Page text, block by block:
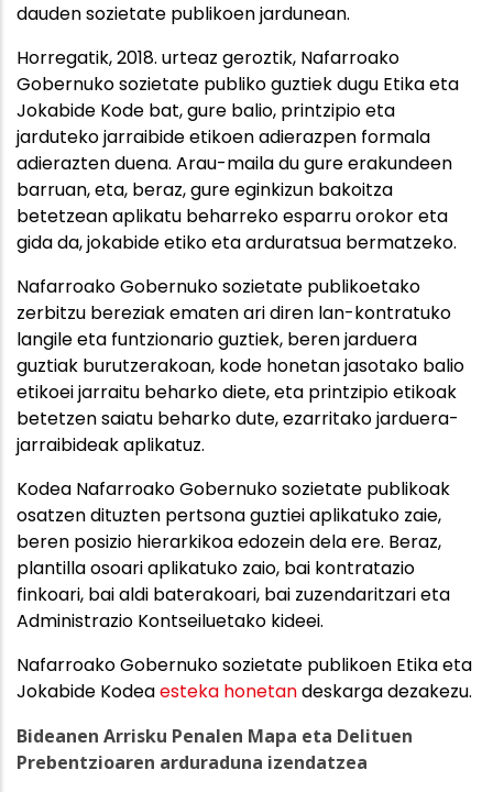
dauden sozietate publikoen jardunean.
Horregatik, 2018. urteaz geroztik, Nafarroako
Gobernuko sozietate publiko guztiek dugu Etika eta
Jokabide Kode bat, gure balio, printzipio eta
jarduteko jarraibide etikoen adierazpen formala
adierazten duena. Arau-maila du gure erakundeen
barruan, eta, beraz, gure eginkizun bakoitza
betetzean aplikatu beharreko esparru orokor eta
gida da, jokabide etiko eta arduratsua bermatzeko.
Nafarroako Gobernuko sozietate publikoetako
zerbitzu bereziak ematen ari diren lan-kontratuko
langile eta funtzionario guztiek, beren jarduera
guztiak burutzerakoan, kode honetan jasotako balio
etikoei jarraitu beharko diete, eta printzipio etikoak
betetzen saiatu beharko dute, ezarritako jarduera-
jarraibideak aplikatuz.
Kodea Nafarroako Gobernuko sozietate publikoak
osatzen dituzten pertsona guztiei aplikatuko zaie,
beren posizio hierarkikoa edozein dela ere. Beraz,
plantilla osoari aplikatuko zaio, bai kontratazio
finkoari, bai aldi baterakoari, bai zuzendaritzari eta
Administrazio Kontseiluetako kideei.
Nafarroako Gobernuko sozietate publikoen Etika eta
Jokabide Kodeaesteka honetandeskarga dezakezu.
Bideanen Arrisku Penalen Mapa eta Delituen
Prebentzioaren arduraduna izendatzea